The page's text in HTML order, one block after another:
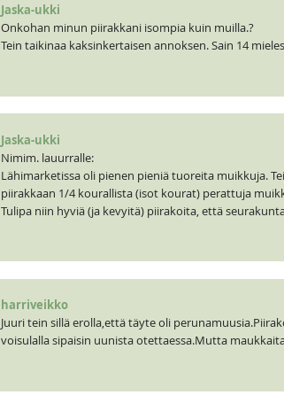
Jaska-ukki
Onkohan minun piirakkani isompia kuin muilla.?
Tein taikinaa kaksinkertaisen annoksen. Sain 14
Jaska-ukki
Nimim. lauurralle:
Lähimarketissa oli pienen pieniä tuoreita muikkuja.
piirakkaan 1/4 kourallista (isot kourat) perattuja
Tulipa niin hyviä (ja kevyitä) piirakoita, että
harriveikko
Juuri tein sillä erolla,että täyte oli
voisulalla sipaisin uunista otettaessa.Mutta